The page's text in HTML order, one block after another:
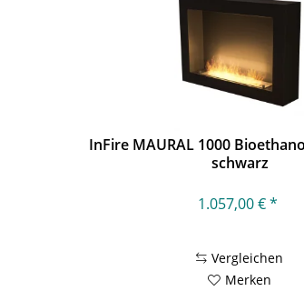
InFire MAURAL 1000
schwarz
1.057,00 € *
Vergleichen
Merken